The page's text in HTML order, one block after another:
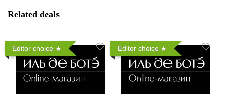
Related deals
Editor choice Editor choice